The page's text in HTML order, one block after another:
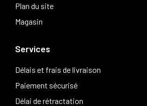
Plan du site
Magasin
Services
Délais et frais de livraison
Paiement sécurisé
Délai de rétractation